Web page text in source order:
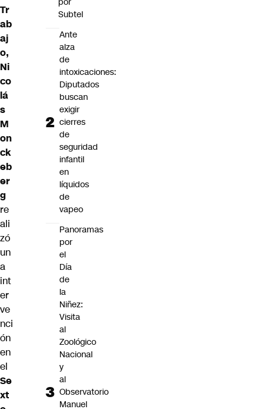
Tr
ab
aj
o,
Ni
co
lá
s
M
on
ck
eb
er
g
re
ali
zó
un
a
int
er
ve
nci
ón
en
el
Se
xt
Subtel
Ante
alza
de
intoxicaciones:
Diputados
buscan
exigir
cierres
de
seguridad
infantil
en
líquidos
de
vapeo
Panoramas
por
el
Día
de
la
Niñez:
Visita
al
Zoológico
Nacional
y
al
Observatorio
Manuel